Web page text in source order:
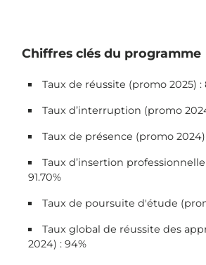
Chiffres clés du programme
Taux de réussite (promo 2025) :
Taux d’interruption (promo
Taux de présence (promo 2024)
Taux d’insertion
91.70%
Taux de poursuite d'étude
Taux global de réussite des
2024) : 94%